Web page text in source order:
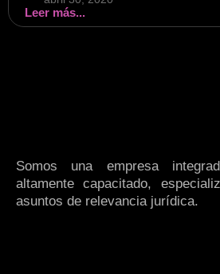
Leer más...
Somos una empresa
altamente capacitado,
asuntos de relevancia jurídica.